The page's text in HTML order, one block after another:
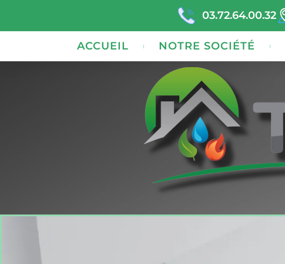
03.72.64.00.32
ACCUEIL NOTRE SOCIÉTÉ